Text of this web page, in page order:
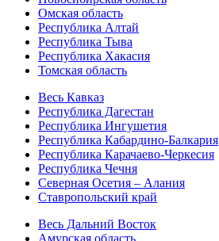
Омская область
Республика Алтай
Республика Тыва
Республика Хакасия
Томская область
Весь Кавказ
Республика Дагестан
Республика Ингушетия
Республика Кабардино-Балкария
Республика Карачаево-Черкесия
Республика Чечня
Северная Осетия – Алания
Ставропольский край
Весь Дальний Восток
Амурская область